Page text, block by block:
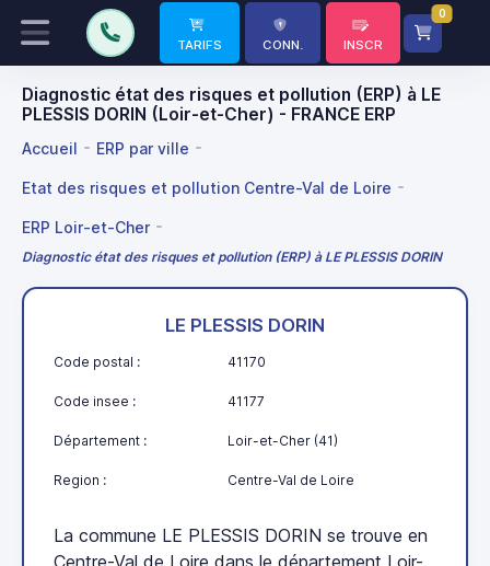
TARIFS CONN. INSCR
0
Diagnostic état des risques et pollution (ERP) à LE
PLESSIS DORIN (Loir-et-Cher) - FRANCE ERP
Accueil ERP par ville
Etat des risques et pollution Centre-Val de Loire
ERP Loir-et-Cher
Diagnostic état des risques et pollution (ERP) à LE PLESSIS DORIN
LE PLESSIS DORIN
Code postal : 41170
Code insee : 41177
Département : Loir-et-Cher (41)
Region : Centre-Val de Loire
La commune LE PLESSIS DORIN se trouve en
Centre-Val de Loire dans le département Loir-